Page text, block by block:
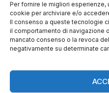
Per fornire le migliori
cookie per archiviare e/o
Il consenso a queste tecnologie
il comportamento di navigazione
mancato consenso o la revoca
negativamente su determinate
SEGUICI SUI SOCIAL
CI TROVI